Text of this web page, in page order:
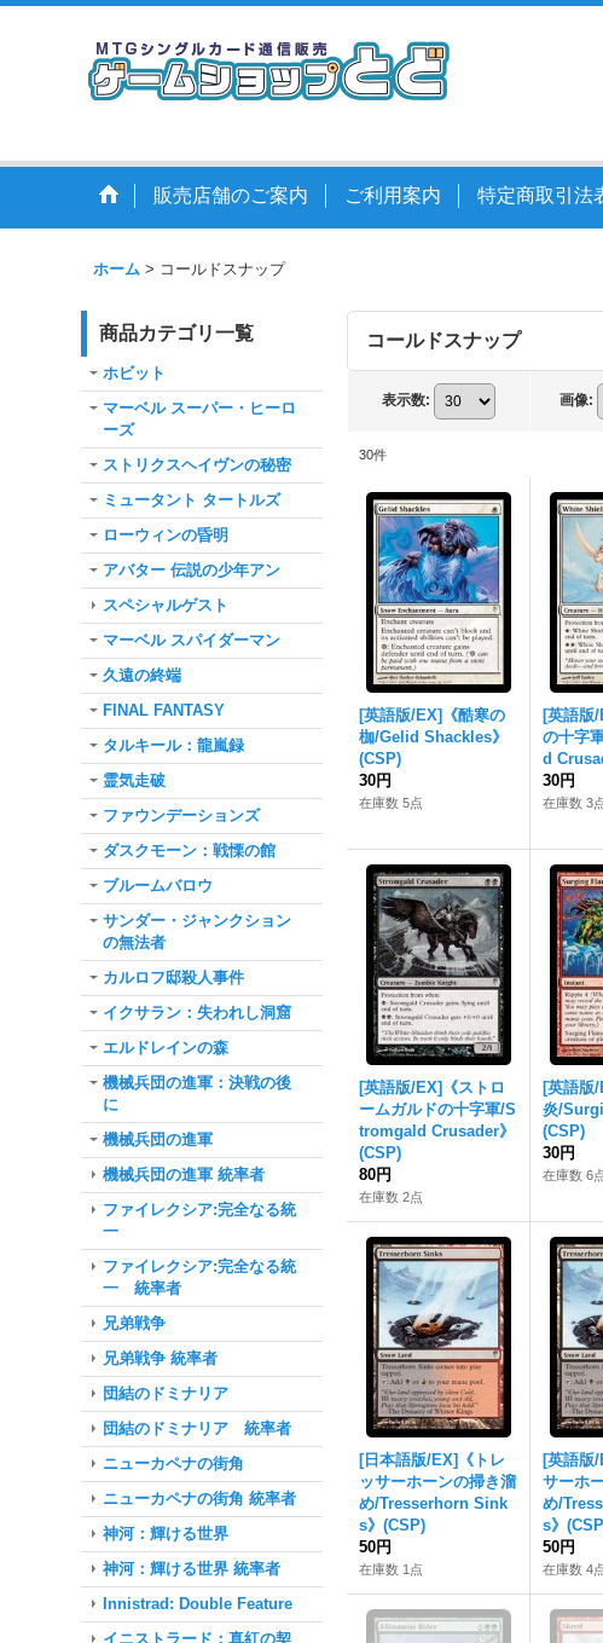
販売店舗のご案内 ご利用案内 特定商取引法
ホーム > コールドスナップ
商品カテゴリ一覧
ホビット
マーベル スーパー・ヒーロ
ーズ
ストリクスヘイヴンの秘密
ミュータント タートルズ
ローウィンの昏明
アバター 伝説の少年アン
スペシャルゲスト
マーベル スパイダーマン
久遠の終端
FINAL FANTASY
タルキール：龍嵐録
霊気走破
ファウンデーションズ
ダスクモーン：戦慄の館
ブルームバロウ
サンダー・ジャンクション
の無法者
カルロフ邸殺人事件
イクサラン：失われし洞窟
エルドレインの森
機械兵団の進軍：決戦の後
に
機械兵団の進軍
機械兵団の進軍 統率者
ファイレクシア:完全なる統
一
ファイレクシア:完全なる統
一 統率者
兄弟戦争
兄弟戦争 統率者
団結のドミナリア
団結のドミナリア 統率者
ニューカペナの街角
ニューカペナの街角 統率者
神河：輝ける世界
神河：輝ける世界 統率者
Innistrad: Double Feature
イニストラード：真紅の契
コールドスナップ
表示数: 画像:
30件
[英語版/EX]《酷寒の
枷/Gelid Shackles》
(CSP)
30円
在庫数 5点
[英語版
の十字
d
30円
在庫数 3
[英語版/EX]《ストロ
ームガルドの十字軍/S
tromgald Crusader》
(CSP)
80円
在庫数 2点
[英語版
炎/
(CSP)
30円
在庫数 6
[日本語版/EX]《トレ
ッサーホーンの掃き溜
め/Tresserhorn Sink
s》(CSP)
50円
在庫数 1点
[英語版
サーホ
め/
s》
50円
在庫数 4